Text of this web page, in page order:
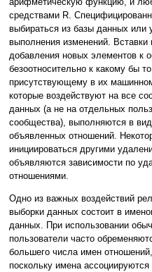
средствами R.
выбираться из базы данных или
выполнения изменений.
добавления новых элементов к
безоотносительно к какому бы
присутствующему в их
которые воздействуют на все
данных (а не на отдельных
сообщества), выполняются в
объявленных отношений.
инициироваться другими
объявляются зависимости по
отношениями.
Одно из важных воздействий
выборки данных состоит в
данных. При использовании
пользователи часто
большего числа имен
поскольку имена